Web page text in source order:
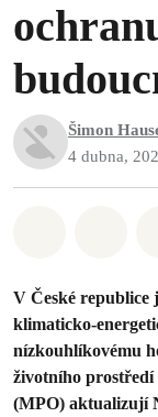
Šimon
4 dubna,
V České republice
klimaticko-
nízkouhlíkovému
životního
(MPO) aktualizují